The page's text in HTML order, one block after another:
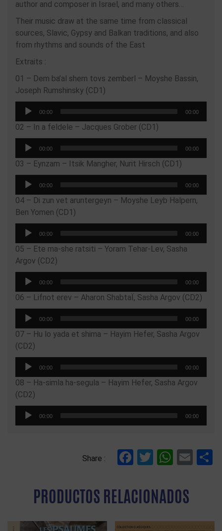
author and composer in Israel, and many others…
Their music draw at the same time from classical
sources, Slavic, Gypsy and Balkan traditions, and also
from rhythms and sounds of the East
Extraits :
01 – Dem ba’al shem tovs zemberl – Moyshe Bassin,
Joseph Rumshinsky (CD1)
Reproductor
audio
00:00 00:00
02 – In a feldele – Jacques Grober (CD1)
Reproductor
audio
00:00 00:00
03 – Eynzam – Itsik Mangher, Nurit Hirsch (CD1)
Reproductor
audio
00:00 00:00
04 – Di zun vet aruntergeyn – Moyshe Leyb Halpern,
Ben Yomen (CD1)
Reproductor
audio
00:00 00:00
05 – Ete ma-she ratsiti – Yoram Tehar-Lev, Sasha
Argov (CD2)
Reproductor
audio
00:00 00:00
06 – Lifnot erev – Aharon ShabtaÏ, Sasha Argov (CD2)
Reproductor
audio
00:00 00:00
07 – Hu lo yada et shima – Hayim Hefer, Sasha Argov
(CD2)
Reproductor
audio
00:00 00:00
08 – Ha-simla ha-segula – Hayim Hefer, Sasha Argov
(CD2)
Reproductor
00:00 00:00
Share : Facebook
Twitter
PRODUCTOS RELACIONADOS